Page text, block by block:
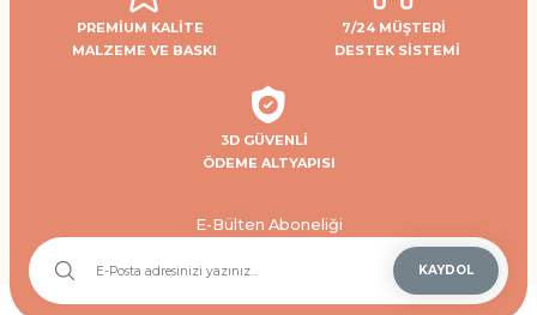
PREMİUM KALİTE
MALZEME VE BASKI
7/24 MÜŞTERİ
DESTEK SİSTEMİ
3D GÜVENLİ
ÖDEME ALTYAPISI
E-Bülten Aboneliği
KAYDOL